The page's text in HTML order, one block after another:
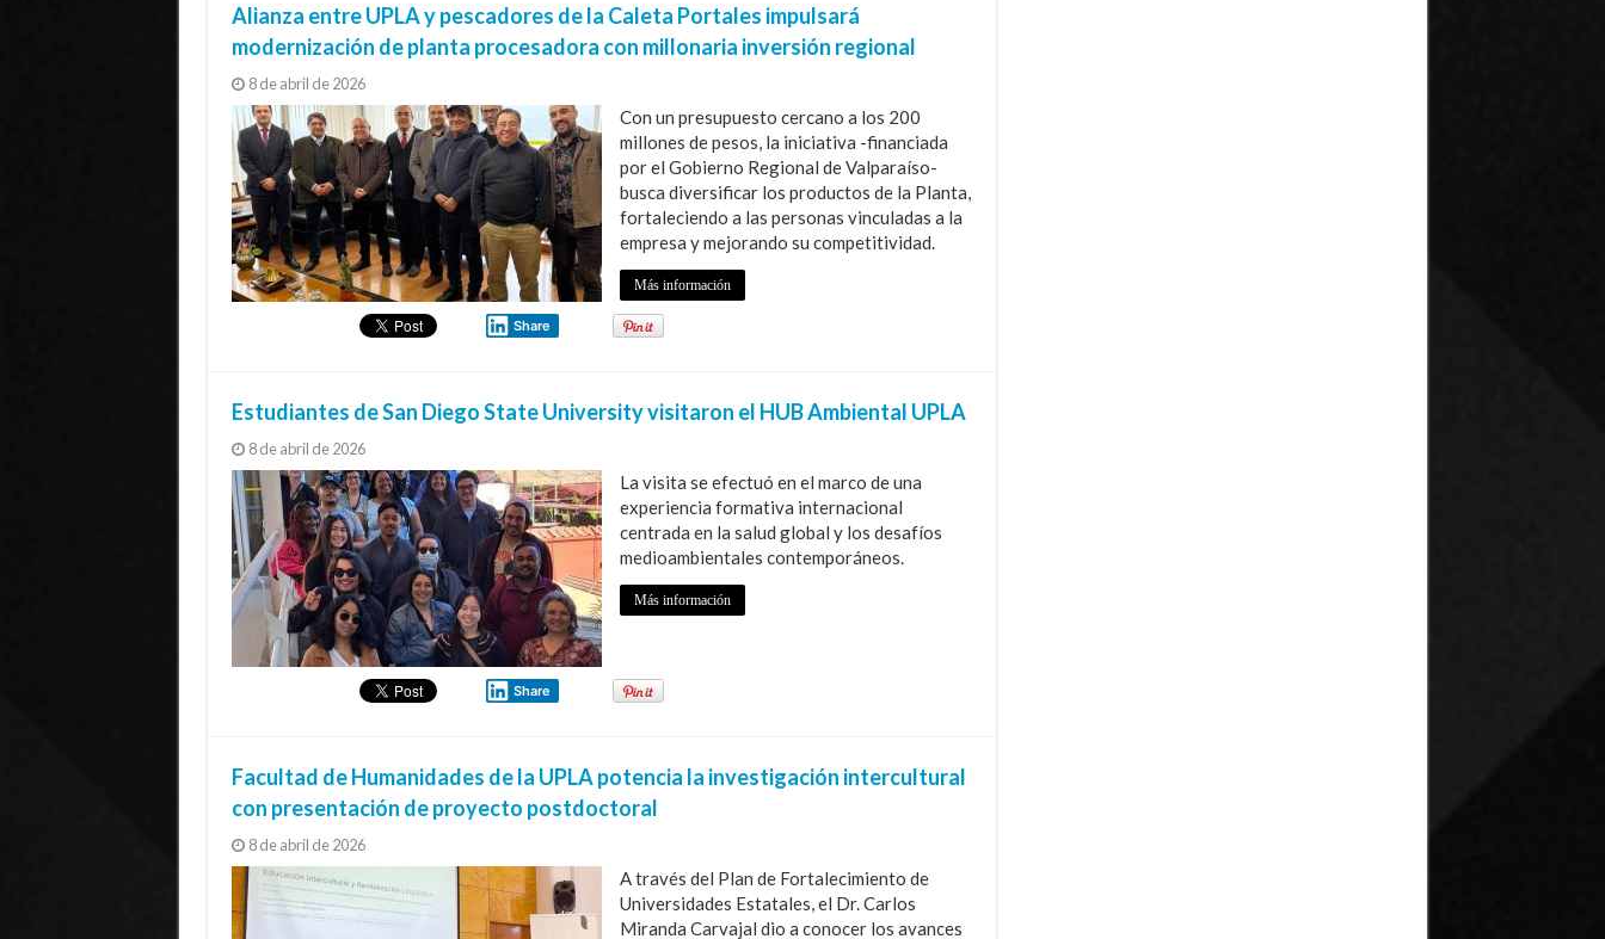
Alianza entre UPLA y pescadores de la Caleta Portales impulsará
modernización de planta procesadora con millonaria inversión regional
8 de abril de 2026
Con un presupuesto cercano a los 200
millones de pesos, la iniciativa -financiada
por el Gobierno Regional de Valparaíso-
busca diversificar los productos de la Planta,
fortaleciendo a las personas vinculadas a la
empresa y mejorando su competitividad.
Más información
Share
Estudiantes de San Diego State University visitaron el HUB Ambiental UPLA
8 de abril de 2026
La visita se efectuó en el marco de una
experiencia formativa internacional
centrada en la salud global y los desafíos
medioambientales contemporáneos.
Más información
Share
Facultad de Humanidades de la UPLA potencia la investigación intercultural
con presentación de proyecto postdoctoral
8 de abril de 2026
A través del Plan de Fortalecimiento de
Universidades Estatales, el Dr. Carlos
Miranda Carvajal dio a conocer los avances